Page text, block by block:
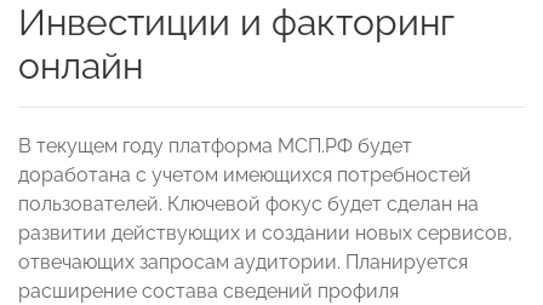
Инвестиции и факторинг
онлайн
В текущем году платформа МСП.РФ будет
доработана с учетом имеющихся потребностей
пользователей. Ключевой фокус будет сделан на
развитии действующих и создании новых сервисов,
отвечающих запросам аудитории. Планируется
расширение состава сведений профиля